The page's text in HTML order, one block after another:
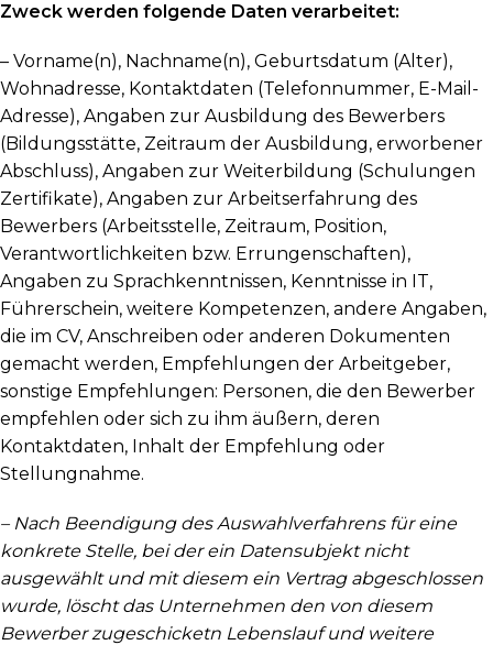
Zweck werden folgende Daten verarbeitet:
– Vorname(n), Nachname(n), Geburtsdatum (Alter),
Wohnadresse, Kontaktdaten (Telefonnummer, E-Mail-
Adresse), Angaben zur Ausbildung des Bewerbers
(Bildungsstätte, Zeitraum der Ausbildung, erworbener
Abschluss), Angaben zur Weiterbildung (Schulungen
Zertifikate), Angaben zur Arbeitserfahrung des
Bewerbers (Arbeitsstelle, Zeitraum, Position,
Verantwortlichkeiten bzw. Errungenschaften),
Angaben zu Sprachkenntnissen, Kenntnisse in IT,
Führerschein, weitere Kompetenzen, andere Angaben,
die im CV, Anschreiben oder anderen Dokumenten
gemacht werden, Empfehlungen der Arbeitgeber,
sonstige Empfehlungen: Personen, die den Bewerber
empfehlen oder sich zu ihm äußern, deren
Kontaktdaten, Inhalt der Empfehlung oder
Stellungnahme.
– Nach Beendigung des Auswahlverfahrens für eine
konkrete Stelle, bei der ein Datensubjekt nicht
ausgewählt und mit diesem ein Vertrag abgeschlossen
wurde, löscht das Unternehmen den von diesem
Bewerber zugeschicketn Lebenslauf und weitere